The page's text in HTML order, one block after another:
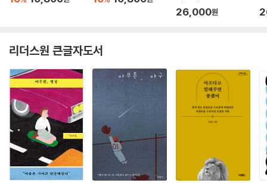
26,000원
리더스원 큰글자도서